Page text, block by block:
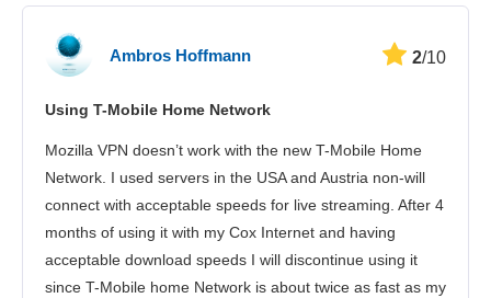
Ambros Hoffmann 2/10
Using T-Mobile Home Network
Mozilla VPN doesn’t work with the new T-Mobile Home
Network. I used servers in the USA and Austria non-will
connect with acceptable speeds for live streaming. After 4
months of using it with my Cox Internet and having
acceptable download speeds I will discontinue using it
since T-Mobile home Network is about twice as fast as my